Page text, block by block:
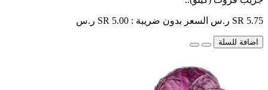
SR 5.75 ر.س السعر بدون ضريبة : SR 5.00 ر.س
اضافة للسلة